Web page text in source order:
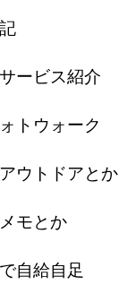
ービス紹介
トウォーク
ウトドアとか
モとか
自給自足